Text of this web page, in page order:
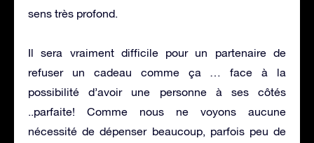
sens très profond.
Il sera vraiment difficile pour un partenaire de
refuser un cadeau comme ça … face à la
possibilité d’avoir une personne à ses côtés
..parfaite! Comme nous ne voyons aucune
nécessité de dépenser beaucoup, parfois peu de